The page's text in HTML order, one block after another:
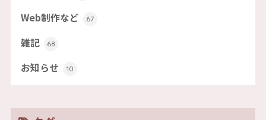
Web制作など 67
雑記 68
お知らせ 10